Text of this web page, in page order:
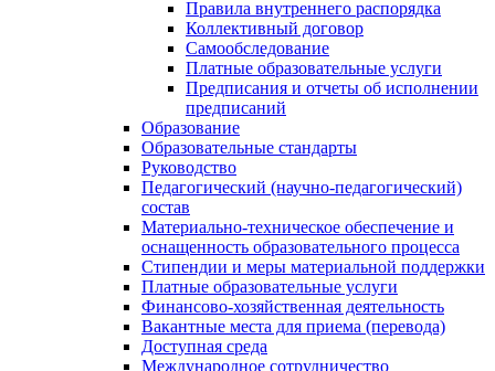
Правила внутреннего распорядка
Коллективный договор
Самообследование
Платные образовательные услуги
Предписания и отчеты об исполнении
предписаний
Образование
Образовательные стандарты
Руководство
Педагогический (научно-педагогический)
состав
Материально-техническое обеспечение и
оснащенность образовательного процесса
Стипендии и меры материальной поддержки
Платные образовательные услуги
Финансово-хозяйственная деятельность
Вакантные места для приема (перевода)
Доступная среда
Международное сотрудничество